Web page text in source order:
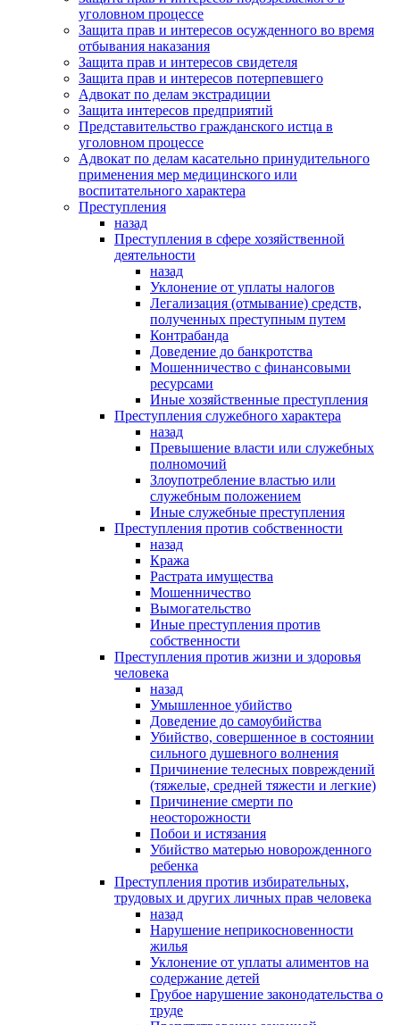
уголовном процессе
Защита прав и интересов осужденного во время
отбывания наказания
Защита прав и интересов свидетеля
Защита прав и интересов потерпевшего
Адвокат по делам экстрадиции
Защита интересов предприятий
Представительство гражданского истца в
уголовном процессе
Адвокат по делам касательно принудительного
применения мер медицинского или
воспитательного характера
Преступления
назад
Преступления в сфере хозяйственной
деятельности
назад
Уклонение от уплаты налогов
Легализация (отмывание) средств,
полученных преступным путем
Контрабанда
Доведение до банкротства
Мошенничество с финансовыми
ресурсами
Иные хозяйственные преступления
Преступления служебного характера
назад
Превышение власти или служебных
полномочий
Злоупотребление властью или
служебным положением
Иные служебные преступления
Преступления против собственности
назад
Кража
Растрата имущества
Мошенничество
Вымогательство
Иные преступления против
собственности
Преступления против жизни и здоровья
человека
назад
Умышленное убийство
Доведение до самоубийства
Убийство, совершенное в состоянии
сильного душевного волнения
Причинение телесных повреждений
(тяжелые, средней тяжести и легкие)
Причинение смерти по
неосторожности
Побои и истязания
Убийство матерью новорожденного
ребенка
Преступления против избирательных,
трудовых и других личных прав человека
назад
Нарушение неприкосновенности
жилья
Уклонение от уплаты алиментов на
содержание детей
Грубое нарушение законодательства о
труде